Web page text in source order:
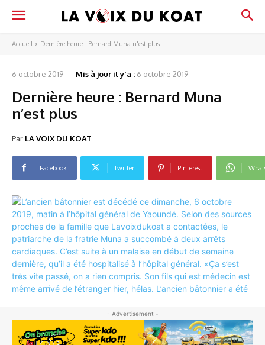
Accueil Dernière heure : Bernard Muna n'est plus
6 octobre 2019 Mis à jour il y'a : 6 octobre 2019
Dernière heure : Bernard Muna
n’est plus
Par LA VOIX DU KOAT
Facebook Twitter Pinterest
- Advertisement -